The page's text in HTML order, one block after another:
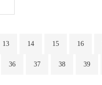
13 14 15 16
36 37 38 39